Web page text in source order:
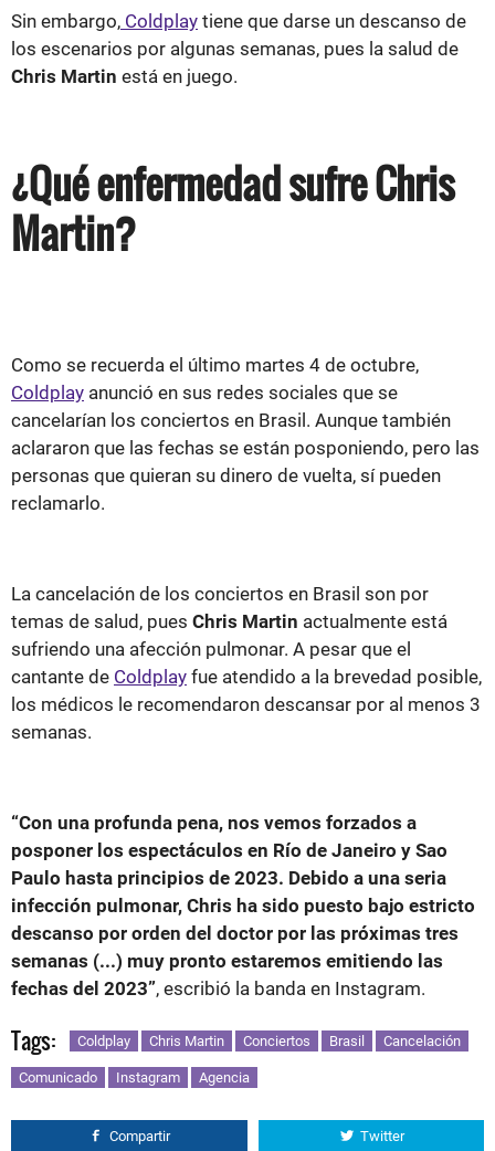
Sin embargo, Coldplay tiene que darse un descanso de
los escenarios por algunas semanas, pues la salud de
Chris Martin está en juego.
¿Qué enfermedad sufre Chris
Martin?
Como se recuerda el último martes 4 de octubre,
Coldplay anunció en sus redes sociales que se
cancelarían los conciertos en Brasil. Aunque también
aclararon que las fechas se están posponiendo, pero las
personas que quieran su dinero de vuelta, sí pueden
reclamarlo.
La cancelación de los conciertos en Brasil son por
temas de salud, pues Chris Martin actualmente está
sufriendo una afección pulmonar. A pesar que el
cantante de Coldplay fue atendido a la brevedad posible,
los médicos le recomendaron descansar por al menos 3
semanas.
“Con una profunda pena, nos vemos forzados a
posponer los espectáculos en Río de Janeiro y Sao
Paulo hasta principios de 2023. Debido a una seria
infección pulmonar, Chris ha sido puesto bajo estricto
descanso por orden del doctor por las próximas tres
semanas (...) muy pronto estaremos emitiendo las
fechas del 2023”, escribió la banda en Instagram.
Tags: Coldplay Chris Martin Conciertos Brasil Cancelación
Comunicado Instagram Agencia
Compartir Twitter